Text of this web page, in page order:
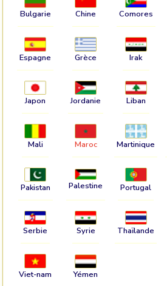
Bulgarie Chine Comores
Espagne Grèce Irak
Japon Jordanie Liban
Mali Maroc Martinique
Pakistan Palestine Portugal
Serbie Syrie Thaïlande
Viet-nam Yémen